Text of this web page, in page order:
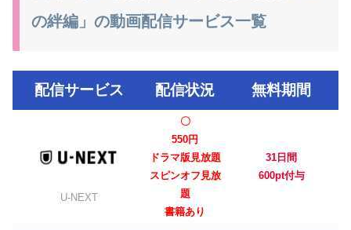
の絆編」の動画配信サービス一覧
配信サービス 配信状況 無料期間
U-NEXT
〇
550円
ドラマ版見放題
スピンオフ見放
題
書籍あり
31日間
600pt付与